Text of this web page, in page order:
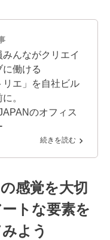
みんながクリエイ
に働ける
リエ」を自社ビル
。
のオフィス
続きを読む
感覚を大切
トな要素を
よう